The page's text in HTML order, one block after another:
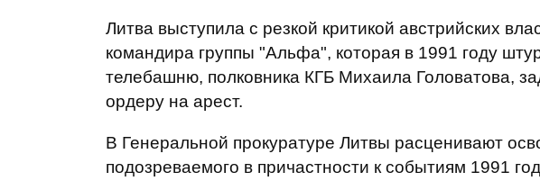
Литва выступила с резкой критикой австрийских
командира группы "Альфа", которая в 1991 году
телебашню, полковника КГБ Михаила Головатова,
ордеру на арест.
В Генеральной прокуратуре Литвы расценивают
подозреваемого в причастности к событиям 1991